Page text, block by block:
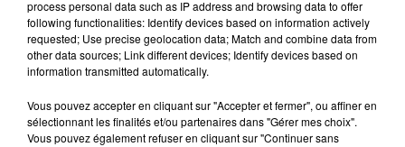
Gestion des cookies Mentions Légales (CGU)
Plan du site
process personal data such as IP address and browsing data to offer
following functionalities: Identify devices based on information actively
requested; Use precise geolocation data; Match and combine data from
other data sources; Link different devices; Identify devices based on
information transmitted automatically.
Vous pouvez accepter en cliquant sur "Accepter et fermer", ou affiner en
sélectionnant les finalités et/ou partenaires dans "Gérer mes choix".
Vous pouvez également refuser en cliquant sur "Continuer sans